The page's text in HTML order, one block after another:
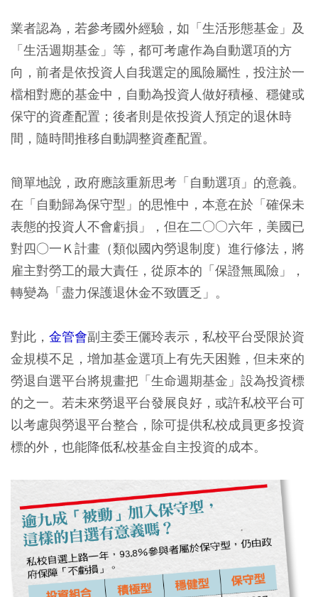
業者認為，若參考國外經驗，如「生活形態基金」及
「生活週期基金」等，都可考慮作為自動選項的方
向，前者是依投資人自我選定的風險屬性，投注於一
檔相對應的基金中，自動為投資人做好積極、穩健或
保守的資產配置；後者則是依投資人預定的退休時
間，隨時間推移自動調整資產配置。
簡單地說，政府應該重新思考「自動選項」的意義。
在「自動歸為保守型」的思惟中，本意在於「確保未
表態的投資人不會虧損」，但在二○○六年，美國已
對四○一Ｋ計畫（類似國內勞退制度）進行修法，將
雇主對勞工的最大責任，從原本的「保證無風險」，
轉變為「盡力保護退休金不致匱乏」。
對此， 金管會副主委王儷玲表示，私校平台受限於資
金規模不足，增加基金選項上有先天困難，但未來的
勞退自選平台將規畫把「生命週期基金」設為投資標
的之一。若未來勞退平台發展良好，或許私校平台可
以考慮與勞退平台整合，除可提供私校成員更多投資
標的外，也能降低私校基金自主投資的成本。